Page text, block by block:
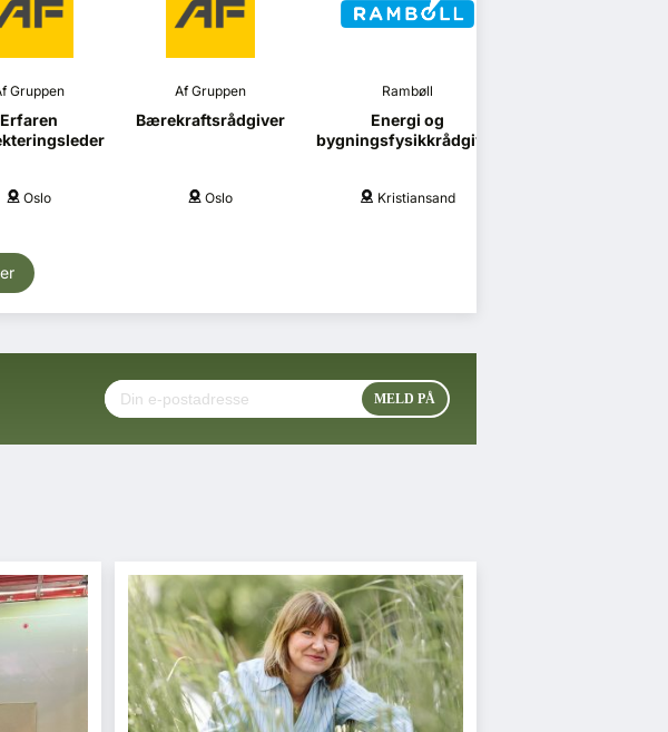
Gruppen
Erfaren
Oslo
Af Gruppen
Bærekraftsrådgiver
Oslo
Rambøll
Energi og
bygningsfysikkrådgiver
Kristiansand